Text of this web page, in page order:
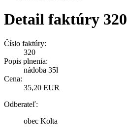
Detail faktúry 320
Číslo faktúry:
320
Popis plnenia:
nádoba 35l
Cena:
35,20 EUR
Odberateľ:
obec Kolta